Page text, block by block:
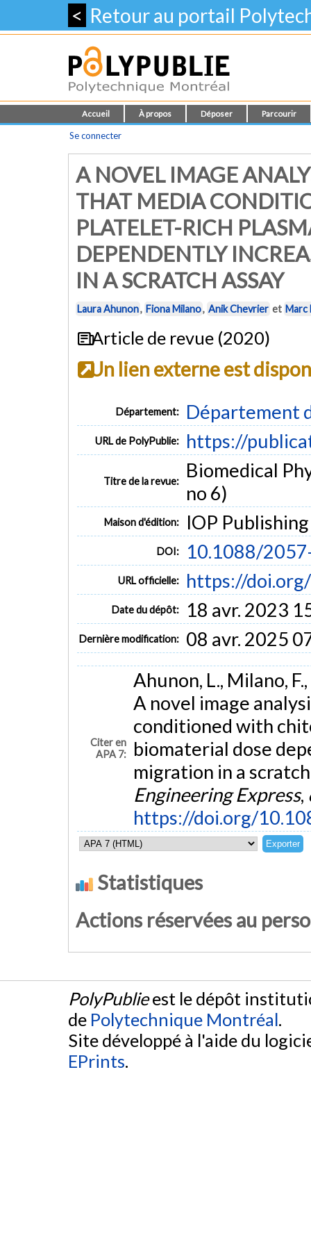
< Retour au portail
Accueil À propos Déposer Parcourir
Se connecter
A NOVEL IMAGE
THAT MEDIA
PLATELET-RICH
DEPENDENTLY
IN A SCRATCH ASSAY
Laura Ahunon, Fiona Milano, Anik Chevrier et Marc
Article de revue (2020)
Un lien externe est
Département: Département
URL de PolyPublie: https://
Titre de la revue:
Biomedical
no 6)
Maison d'édition: IOP Publishing
DOI: 10.1088/
URL officielle: https://
Date du dépôt: 18 avr. 2023
Dernière modification: 08 avr. 2025
Citer en
APA 7:
Ahunon, L., Milano,
A novel image
conditioned with
biomaterial dose
migration in a
Engineering Express,
https://doi.org/
Statistiques
Actions réservées au
PolyPublieest le dépôt
de Polytechnique Montréal.
Site développé à l'aide du
EPrints.